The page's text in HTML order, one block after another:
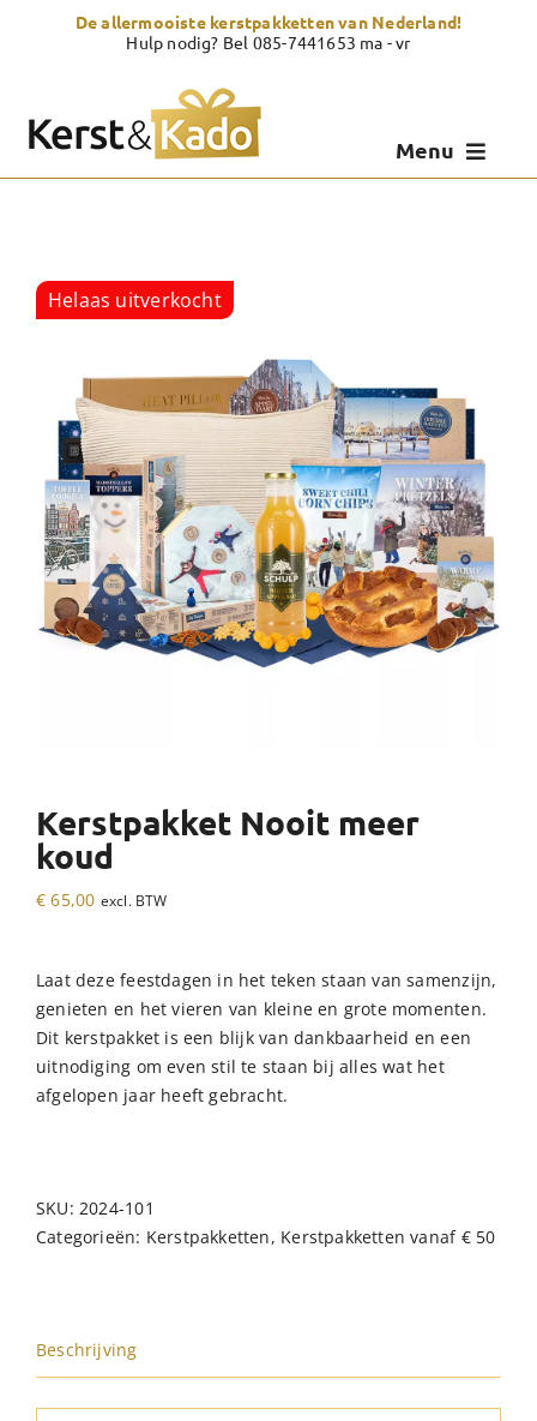
De allermooiste kerstpakketten van Nederland!
Hulp nodig? Bel 085-7441653 ma - vr
Menu
Showroom
Over Kerst & Kado
Helaas uitverkocht
Kerstpakket Nooit meer
koud
€ 65,00 excl. BTW
Laat deze feestdagen in het teken staan van samenzijn,
genieten en het vieren van kleine en grote momenten.
Dit kerstpakket is een blijk van dankbaarheid en een
uitnodiging om even stil te staan bij alles wat het
afgelopen jaar heeft gebracht.
SKU:2024-101
Categorieën: Kerstpakketten, Kerstpakketten vanaf € 50
Beschrijving